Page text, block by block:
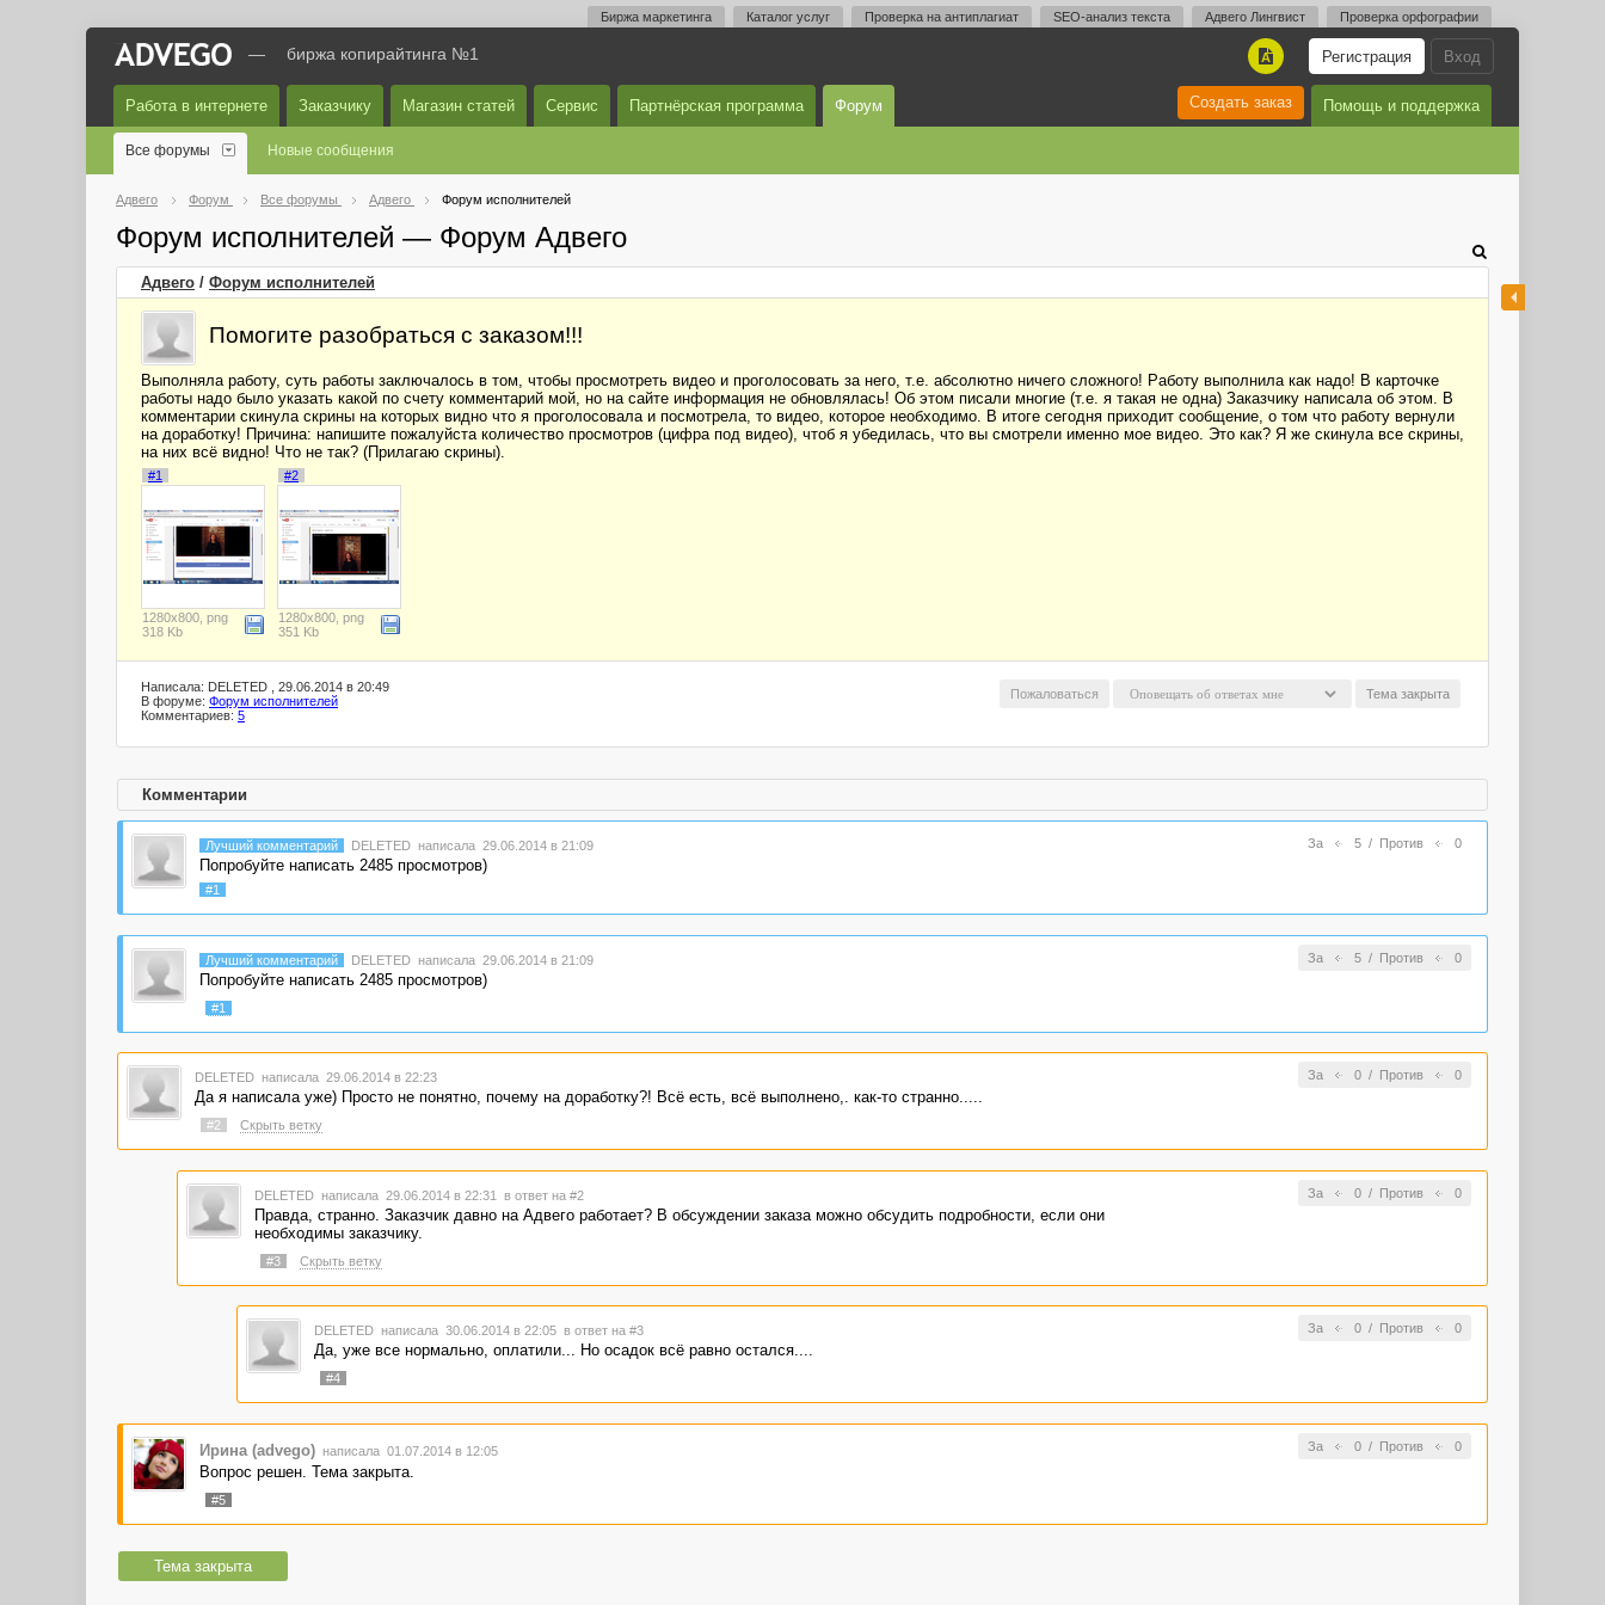
Биржа маркетинга Каталог услуг Проверка на антиплагиат SEO-анализ текста Адвего Лингвист Проверка орфографии
Вход
Регистрация
A
— биржа копирайтинга №1
Работа в интернете Заказчику Магазин статей Сервис Партнёрская программа Форум Помощь и поддержка
Создать заказ
Все форумы Новые сообщения
Адвего Форум Все форумы Адвего Форум исполнителей
Форум исполнителей — Форум Адвего
Адвего / Форум исполнителей
Помогите разобраться с заказом!!!
Выполняла работу, суть работы заключалось в том, чтобы просмотреть видео и проголосовать за него, т.е. абсолютно ничего сложного! Работу выполнила как надо! В карточке
работы надо было указать какой по счету комментарий мой, но на сайте информация не обновлялась! Об этом писали многие (т.е. я такая не одна) Заказчику написала об этом. В
комментарии скинула скрины на которых видно что я проголосовала и посмотрела, то видео, которое необходимо. В итоге сегодня приходит сообщение, о том что работу вернули
на доработку! Причина: напишите пожалуйста количество просмотров (цифра под видео), чтоб я убедилась, что вы смотрели именно мое видео. Это как? Я же скинула все скрины,
на них всё видно! Что не так? (Прилагаю скрины).
#1
1280x800, png
318 Kb
#2
1280x800, png
351 Kb
Тема закрыта
Пожаловаться
Написала: DELETED , 29.06.2014 в 20:49
В форуме: Форум исполнителей
Комментариев: 5
Комментарии
За 5/ Против 0
Лучший комментарий DELETED написала 29.06.2014 в 21:09
Попробуйте написать 2485 просмотров)
#1
За 5/ Против 0
Лучший комментарий DELETED написала 29.06.2014 в 21:09
Попробуйте написать 2485 просмотров)
#1
За 0/ Против 0
DELETED написала 29.06.2014 в 22:23
Да я написала уже) Просто не понятно, почему на доработку?! Всё есть, всё выполнено,. как-то странно.....
#2 Скрыть ветку
За 0/ Против 0
DELETED написала 29.06.2014 в 22:31 в ответ на #2
Правда, странно. Заказчик давно на Адвего работает? В обсуждении заказа можно обсудить подробности, если они
необходимы заказчику.
#3 Скрыть ветку
За 0/ Против 0
DELETED написала 30.06.2014 в 22:05 в ответ на #3
Да, уже все нормально, оплатили... Но осадок всё равно остался....
#4
За 0/ Против 0
Ирина (advego) написала 01.07.2014 в 12:05
Вопрос решен. Тема закрыта.
#5
Тема закрыта